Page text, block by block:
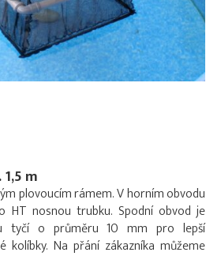
m
plovoucím rámem. V horním obvodu
HT nosnou trubku. Spodní obvod je
tyčí o průměru 10 mm pro lepší
kolíbky. Na přání zákazníka můžeme